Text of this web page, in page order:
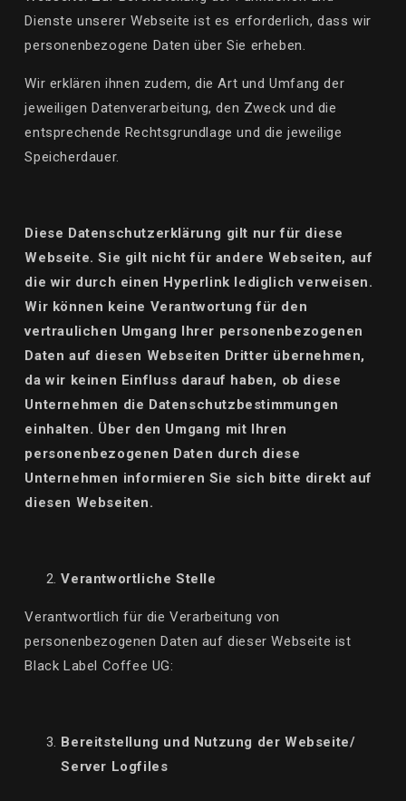
Dienste unserer Webseite ist es erforderlich, dass wir
personenbezogene Daten über Sie erheben.
Wir erklären ihnen zudem, die Art und Umfang der
jeweiligen Datenverarbeitung, den Zweck und die
entsprechende Rechtsgrundlage und die jeweilige
Speicherdauer.
Diese Datenschutzerklärung gilt nur für diese
Webseite. Sie gilt nicht für andere Webseiten, auf
die wir durch einen Hyperlink lediglich verweisen.
Wir können keine Verantwortung für den
vertraulichen Umgang Ihrer personenbezogenen
Daten auf diesen Webseiten Dritter übernehmen,
da wir keinen Einfluss darauf haben, ob diese
Unternehmen die Datenschutzbestimmungen
einhalten. Über den Umgang mit Ihren
personenbezogenen Daten durch diese
Unternehmen informieren Sie sich bitte direkt auf
diesen Webseiten.
Verantwortliche Stelle
Verantwortlich für die Verarbeitung von
personenbezogenen Daten auf dieser Webseite ist
Black Label Coffee UG:
Bereitstellung und Nutzung der Webseite/
Server Logfiles